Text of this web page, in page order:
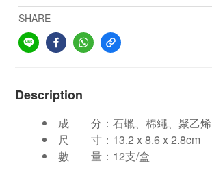
SHARE
Description
成 分：石蠟、棉繩、聚乙烯
尺 寸：13.2 x 8.6 x 2.8cm
數 量：12支/盒